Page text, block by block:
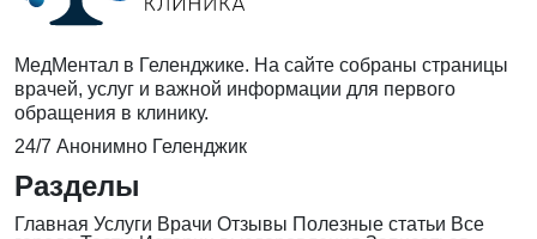
МедМентал в Геленджике. На сайте собраны страницы
врачей, услуг и важной информации для первого
обращения в клинику.
24/7 Анонимно Геленджик
Разделы
Главная Услуги Врачи Отзывы Полезные статьи Все